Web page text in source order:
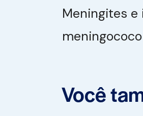
Meningites e
Você